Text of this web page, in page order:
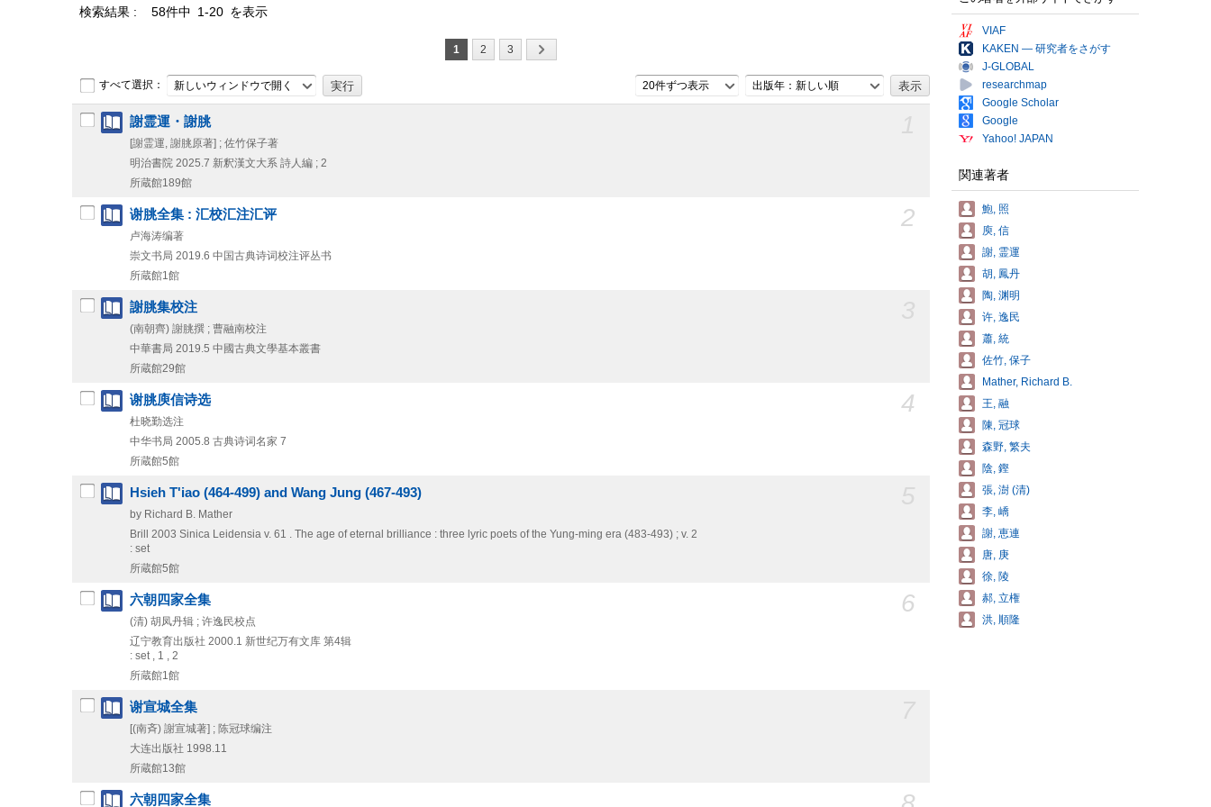
検索結果 58件中 1-20 を表示
1 2 3
すべて選択： 新しいウィンドウで開く 20件ずつ表示 出版年：新しい順
謝霊運・謝朓
[謝霊運, 謝朓原著] ; 佐竹保子著
明治書院 2025.7 新釈漢文大系 詩人編 ; 2
所蔵館189館
2
谢朓全集 : 汇校汇注汇评
卢海涛编著
崇文书局 2019.6 中国古典诗词校注评丛书
所蔵館1館
謝朓集校注
(南朝齊) 謝朓撰 ; 曹融南校注
中華書局 2019.5 中國古典文學基本叢書
所蔵館29館
4
谢朓庾信诗选
杜晓勤选注
中华书局 2005.8 古典诗词名家 7
所蔵館5館
Hsieh T'iao (464-499) and Wang Jung (467-493)
by Richard B. Mather
Brill
2003 Sinica Leidensia v. 61 . The age of eternal brilliance : three lyric poets of the Yung-ming era (483-493) ; v. 2
: set
所蔵館5館
6
六朝四家全集
(清) 胡凤丹辑 ; 许逸民校点
辽宁教育出版社 2000.1 新世纪万有文库 第4辑
: set , 1 , 2
所蔵館1館
谢宣城全集
[(南斉) 謝宣城著] ; 陈冠球编注
大连出版社 1998.11
所蔵館13館
六朝四家全集
VIAF
KAKEN — 研究者をさがす
J-GLOBAL
researchmap
Google Scholar
Google
Yahoo! JAPAN
関連著者
鮑, 照
庾, 信
謝, 霊運
胡, 鳳丹
陶, 渊明
许, 逸民
蕭, 統
佐竹, 保子
Mather, Richard B.
王, 融
陳, 冠球
森野, 繁夫
陰, 鏗
張, 澍 (清)
李, 嶠
謝, 恵連
唐, 庚
徐, 陵
郝, 立権
洪, 順隆